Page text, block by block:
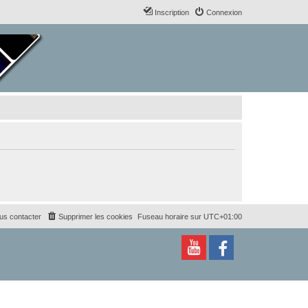
Connexion
Inscription
Fuseau horaire sur UTC+01:00
Supprimer les cookies
contacter